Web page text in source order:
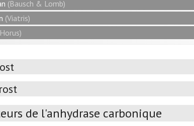
(Bausch & Lomb)
(Viatris)
de l'anhydrase carbonique